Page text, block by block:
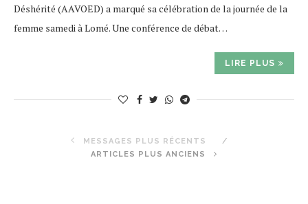
Déshérité (AAVOED) a marqué sa célébration de la journée de la
femme samedi à Lomé. Une conférence de débat…
LIRE PLUS
MESSAGES PLUS RÉCENTS
ARTICLES PLUS ANCIENS